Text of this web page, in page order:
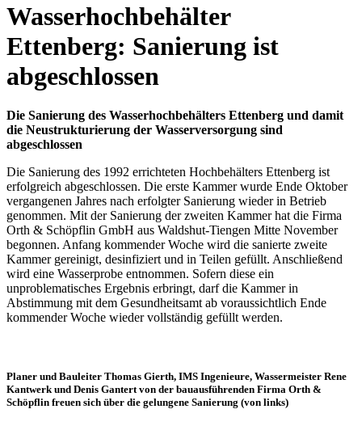
Wasserhochbehälter
Ettenberg: Sanierung ist
abgeschlossen
Die Sanierung des Wasserhochbehälters Ettenberg und damit
die Neustrukturierung der Wasserversorgung sind
abgeschlossen
Die Sanierung des 1992 errichteten Hochbehälters Ettenberg ist
erfolgreich abgeschlossen. Die erste Kammer wurde Ende Oktober
vergangenen Jahres nach erfolgter Sanierung wieder in Betrieb
genommen. Mit der Sanierung der zweiten Kammer hat die Firma
Orth & Schöpflin GmbH aus Waldshut-Tiengen Mitte November
begonnen. Anfang kommender Woche wird die sanierte zweite
Kammer gereinigt, desinfiziert und in Teilen gefüllt. Anschließend
wird eine Wasserprobe entnommen. Sofern diese ein
unproblematisches Ergebnis erbringt, darf die Kammer in
Abstimmung mit dem Gesundheitsamt ab voraussichtlich Ende
kommender Woche wieder vollständig gefüllt werden.
Planer und Bauleiter Thomas Gierth, IMS Ingenieure, Wassermeister Rene
Kantwerk und Denis Gantert von der bauausführenden Firma Orth &
Schöpflin freuen sich über die gelungene Sanierung (von links)